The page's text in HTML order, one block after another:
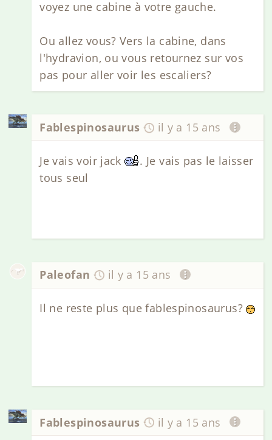
voyez une cabine à votre gauche.
Ou allez vous? Vers la cabine, dans
l'hydravion, ou vous retournez sur vos
pas pour aller voir les escaliers?
Fablespinosaurus il y a 15 ans
Je vais voir jack
. Je vais pas le laisser
tous seul
Paleofan il y a 15 ans
Il ne reste plus que fablespinosaurus?
Fablespinosaurus il y a 15 ans